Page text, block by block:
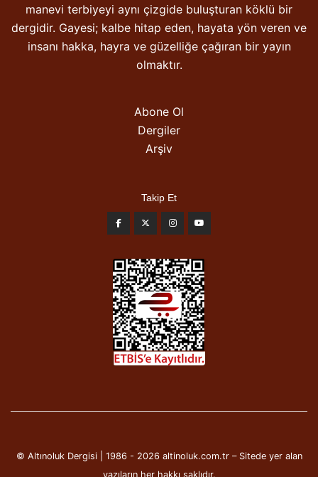
manevi terbiyeyi aynı çizgide buluşturan köklü bir
dergidir. Gayesi; kalbe hitap eden, hayata yön veren ve
insanı hakka, hayra ve güzelliğe çağıran bir yayın
olmaktır.
Abone Ol
Dergiler
Arşiv
Takip Et
© Altınoluk Dergisi | 1986 - 2026 altinoluk.com.tr – Sitede yer alan
yazıların her hakkı saklıdır.